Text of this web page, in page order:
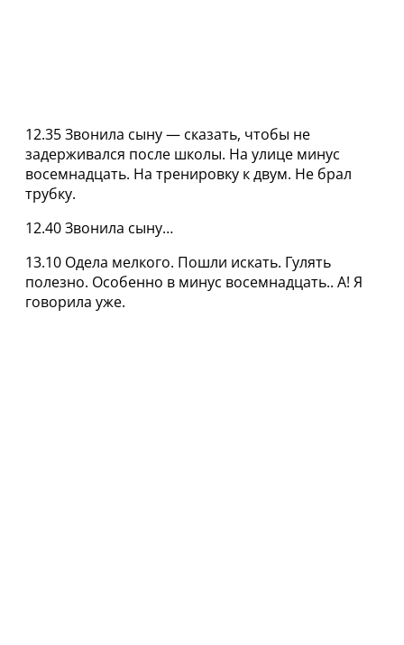
12.35 Звонила сыну — сказать, чтобы не
задерживался после школы. На улице минус
восемнадцать. На тренировку к двум. Не брал
трубку.
12.40 Звонила сыну…
13.10 Одела мелкого. Пошли искать. Гулять
полезно. Особенно в минус восемнадцать.. А! Я
говорила уже.